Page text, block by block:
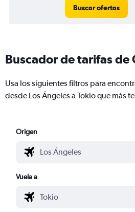
Buscar ofertas
Buscador de tarifas
Usa los siguientes filtros para
desde Los Ángeles a Tokio que más
Origen
Vuela a